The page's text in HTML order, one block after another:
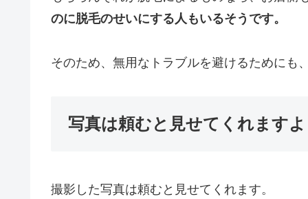
のに脱毛のせいにする人もいるそうです。
そのため、無用なトラブルを避けるためにも
写真は頼むと見せてくれます
撮影した写真は頼むと見せてくれます。